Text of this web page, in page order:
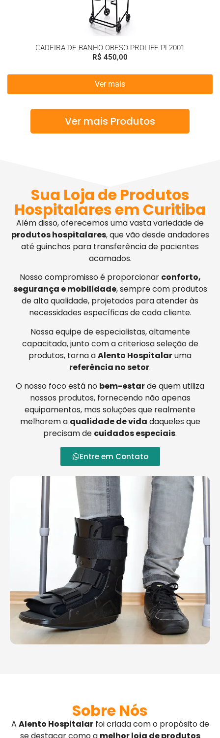
CADEIRA DE BANHO OBESO PROLIFE PL2001
R$ 450,00
Ver mais
Ver mais Produtos
Sua Loja de Produtos
Hospitalares em Curitiba
Além disso, oferecemos uma vasta variedade de
produtos hospitalares, que vão desde andadores
até guinchos para transferência de pacientes
acamados.
Nosso compromisso é proporcionar conforto,
segurança e mobilidade, sempre com produtos
de alta qualidade, projetados para atender às
necessidades específicas de cada cliente.
Nossa equipe de especialistas, altamente
capacitada, junto com a criteriosa seleção de
produtos, torna aAlento Hospitalaruma
referência no setor.
O nosso foco está no bem-estarde quem utiliza
nossos produtos, fornecendo não apenas
equipamentos, mas soluções que realmente
melhorem a qualidade de vida daqueles que
precisam de cuidados especiais.
Entre em Contato
Sobre Nós
A Alento Hospitalarfoi criada com o propósito de